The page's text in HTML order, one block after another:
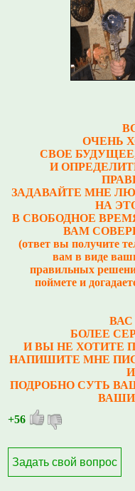
ОЧЕНЬ
СВОЕ
И
ЗАДАВАЙТЕ МНЕ
НА
В СВОБОДНОЕ
ВАМ
(ответ вы получите
вам в виде
правильных
поймете и
БОЛЕЕ
И ВЫ НЕ ХОТИТЕ
НАПИШИТЕ МНЕ
ПОДРОБНО СУТЬ
ВАШИ
+56
Задать свой вопрос